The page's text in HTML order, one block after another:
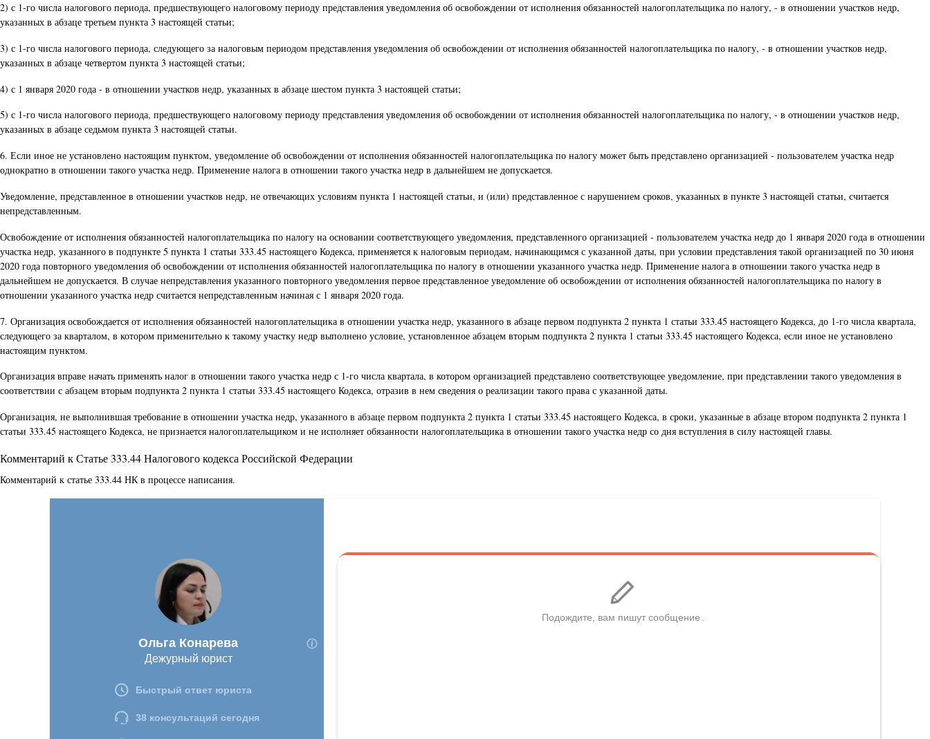
2) с 1-го числа налогового периода, предшествующего налоговому периоду представления уведомления об освобождении от исполнения обязанностей налогоплательщика по налогу, - в отношении участков недр,
указанных в абзаце третьем пункта 3 настоящей статьи;
3) с 1-го числа налогового периода, следующего за налоговым периодом представления уведомления об освобождении от исполнения обязанностей налогоплательщика по налогу, - в отношении участков недр,
указанных в абзаце четвертом пункта 3 настоящей статьи;
4) с 1 января 2020 года - в отношении участков недр, указанных в абзаце шестом пункта 3 настоящей статьи;
5) с 1-го числа налогового периода, предшествующего налоговому периоду представления уведомления об освобождении от исполнения обязанностей налогоплательщика по налогу, - в отношении участков недр,
указанных в абзаце седьмом пункта 3 настоящей статьи.
6. Если иное не установлено настоящим пунктом, уведомление об освобождении от исполнения обязанностей налогоплательщика по налогу может быть представлено организацией - пользователем участка недр
однократно в отношении такого участка недр. Применение налога в отношении такого участка недр в дальнейшем не допускается.
Уведомление, представленное в отношении участков недр, не отвечающих условиям пункта 1 настоящей статьи, и (или) представленное с нарушением сроков, указанных в пункте 3 настоящей статьи, считается
непредставленным.
Освобождение от исполнения обязанностей налогоплательщика по налогу на основании соответствующего уведомления, представленного организацией - пользователем участка недр до 1 января 2020 года в отношении
участка недр, указанного в подпункте 5 пункта 1 статьи 333.45 настоящего Кодекса, применяется к налоговым периодам, начинающимся с указанной даты, при условии представления такой организацией по 30 июня
2020 года повторного уведомления об освобождении от исполнения обязанностей налогоплательщика по налогу в отношении указанного участка недр. Применение налога в отношении такого участка недр в
дальнейшем не допускается. В случае непредставления указанного повторного уведомления первое представленное уведомление об освобождении от исполнения обязанностей налогоплательщика по налогу в
отношении указанного участка недр считается непредставленным начиная с 1 января 2020 года.
7. Организация освобождается от исполнения обязанностей налогоплательщика в отношении участка недр, указанного в абзаце первом подпункта 2 пункта 1 статьи 333.45 настоящего Кодекса, до 1-го числа квартала,
следующего за кварталом, в котором применительно к такому участку недр выполнено условие, установленное абзацем вторым подпункта 2 пункта 1 статьи 333.45 настоящего Кодекса, если иное не установлено
настоящим пунктом.
Организация вправе начать применять налог в отношении такого участка недр с 1-го числа квартала, в котором организацией представлено соответствующее уведомление, при представлении такого уведомления в
соответствии с абзацем вторым подпункта 2 пункта 1 статьи 333.45 настоящего Кодекса, отразив в нем сведения о реализации такого права с указанной даты.
Организация, не выполнившая требование в отношении участка недр, указанного в абзаце первом подпункта 2 пункта 1 статьи 333.45 настоящего Кодекса, в сроки, указанные в абзаце втором подпункта 2 пункта 1
статьи 333.45 настоящего Кодекса, не признается налогоплательщиком и не исполняет обязанности налогоплательщика в отношении такого участка недр со дня вступления в силу настоящей главы.
Комментарий к Статье 333.44 Налогового кодекса Российской Федерации
Комментарий к статье 333.44 НК в процессе написания.